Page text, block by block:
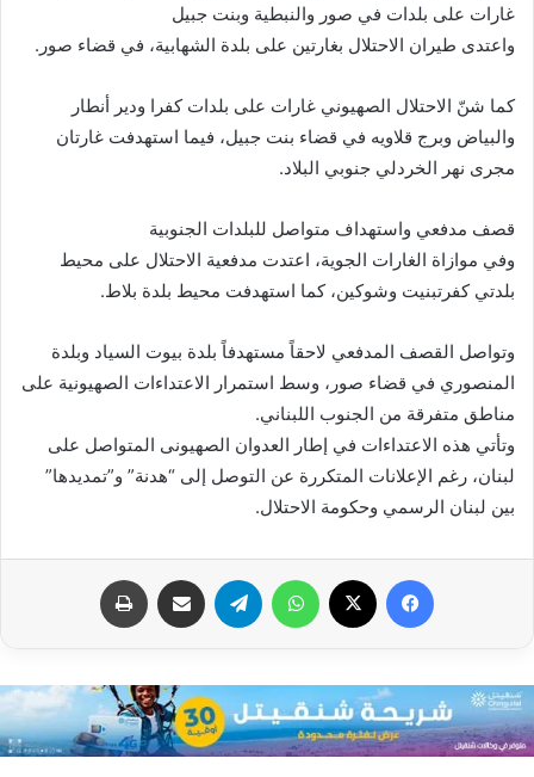
غارات على بلدات في صور والنبطية وبنت جبيل
واعتدى طيران الاحتلال بغارتين على بلدة الشهابية، في قضاء صور.
كما شنّ الاحتلال الصهيوني غارات على بلدات كفرا ودير أنطار
والبياض وبرج قلاويه في قضاء بنت جبيل، فيما استهدفت غارتان
مجرى نهر الخردلي جنوبي البلاد.
قصف مدفعي واستهداف متواصل للبلدات الجنوبية
وفي موازاة الغارات الجوية، اعتدت مدفعية الاحتلال على محيط
بلدتي كفرتبنيت وشوكين، كما استهدفت محيط بلدة بلاط.
وتواصل القصف المدفعي لاحقاً مستهدفاً بلدة بيوت السياد وبلدة
المنصوري في قضاء صور، وسط استمرار الاعتداءات الصهيونية على
مناطق متفرقة من الجنوب اللبناني.
وتأتي هذه الاعتداءات في إطار العدوان الصهيونى المتواصل على
لبنان، رغم الإعلانات المتكررة عن التوصل إلى “هدنة” و”تمديدها”
بين لبنان الرسمي وحكومة الاحتلال.
فيسبوك واتساب تيلقرام مشاركة عبر البريد